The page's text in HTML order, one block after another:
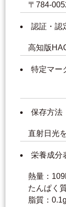
〒784-
認証・認
高知版
特定マー
保存方法
直射日光
栄養成分
熱量：
たんぱく
脂質：0.1g